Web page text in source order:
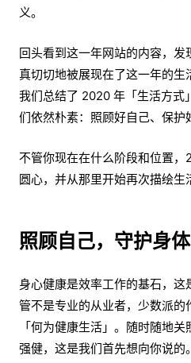
义。
回头看到这一年网站的内容，
真切切地被展现在了这一年的生
我们总结了 2020 年「生活方式
们依然朴素：照顾好自己、保护
不管你现在在什么阶段和位置
圆心，并从那里开始再次描绘生
照顾自己，守护身
身心健康是效率工作的基石，
管不是专业的从业者，少数派的
「何为健康生活」。随时随地
强健，这是我们首先想向你说的。